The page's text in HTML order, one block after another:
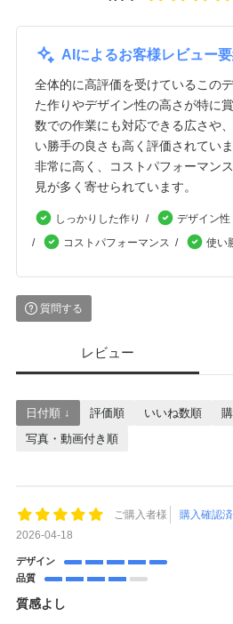
AIによるお客様レビュー
全体的に高評価を受けているこの
た作りやデザイン性の高さが特に
数での作業にも対応できる広さや
い勝手の良さも高く評価されてい
非常に高く、コストパフォーマン
見が多く寄せられています。
しっかりした作り
デザイン性
コストパフォーマンス
使い
質問する
レビュー
日付順 ↓ 評価順 いいね数順
写真・動画付き順
ご購入者様
購入確認
2026-04-18
デザイン
品質
質感よし